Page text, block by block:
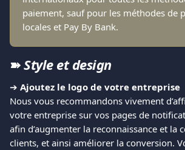
paiement, sauf pour les méthodes de
locales et Pay By Bank.
➽ Style et design
➔ Ajoutez le logo de votre entreprise
Nous vous recommandons vivement
votre entreprise sur vos pages de
afin d’augmenter la reconnaissance et la
clients, et ainsi améliorer la conversion.